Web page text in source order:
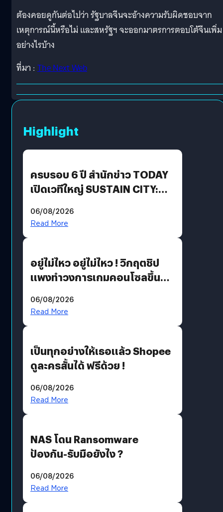
ต้องคอยดูกันต่อไปว่า รัฐบาลจีนจะอ้างความรับผิดชอบจาก
เหตุการณ์นี้หรือไม่ และสหรัฐฯ จะออกมาตรการตอบโต้จีนเพิ่ม
อย่างไรบ้าง
ที่มา : The Next Web
Highlight
ครบรอบ 6 ปี สำนักข่าว TODAY
เปิดเวทีใหญ่ SUSTAIN CITY:
แนวทางปรับตัวสู่เศรษฐกิจสี
06/08/2026
Read More
อยู่ไม่ไหว อยู่ไม่ไหว ! วิกฤตชิป
แพงทำวงการเกมคอนโซลขึ้น
?
06/08/2026
Read More
เป็นทุกอย่างให้เธอแล้ว Shopee
ดูละครสั้นได้ ฟรีด้วย !
06/08/2026
Read More
NAS โดน Ransomware
ป้องกัน-รับมือยังไง ?
06/08/2026
Read More